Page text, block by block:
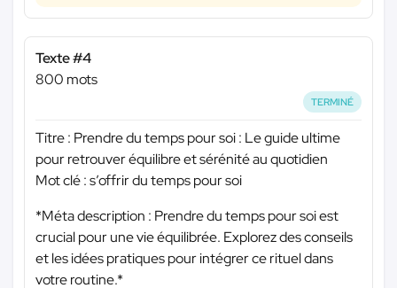
Texte #4
800 mots
TERMINÉ
Titre : Prendre du temps pour soi : Le guide ultime
pour retrouver équilibre et sérénité au quotidien
Mot clé : s’offrir du temps pour soi
*Méta description : Prendre du temps pour soi est
crucial pour une vie équilibrée. Explorez des conseils
et les idées pratiques pour intégrer ce rituel dans
votre routine.*